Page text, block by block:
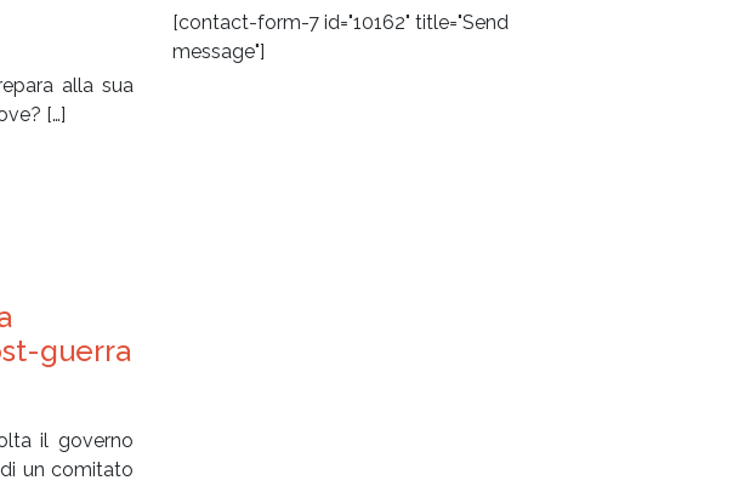
alla sua
[…]
guerra
il governo
un comitato
[contact-form-7 id="10162" title="Send
message"]